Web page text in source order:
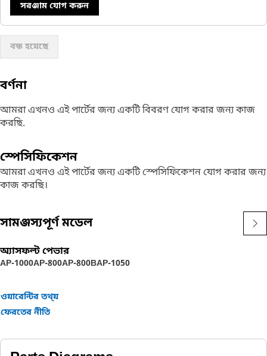
সরঞ্জাম যোগ করুন
বন্ধ হয়েছে
বর্ণনা
আমরা এখনও এই পার্টের জন্য একটি বিবরণ যোগ করার জন্য কাজ
করছি.
স্পেসিফিকেশন
আমরা এখনও এই পার্টের জন্য একটি স্পেসিফিকেশন যোগ করার জন্য
কাজ করছি।
সামঞ্জস্যপূর্ণ মডেল
অ্যাসফল্ট পেভার
AP-1000AP-800AP-800BAP-1050
ওয়ারেন্টির তথ্য়
ফেরতের নীতি